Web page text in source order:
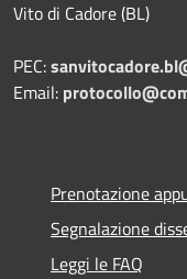
Vito di Cadore (BL)
PEC:
Email:
Prenotazione
Segnalazione
Leggi le FAQ